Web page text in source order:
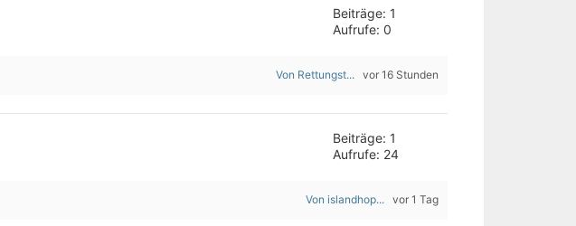
Beiträge: 1
Aufrufe: 0
Von Rettungst... vor 16 Stunden
Beiträge: 1
Aufrufe: 24
Von islandhop... vor 1 Tag